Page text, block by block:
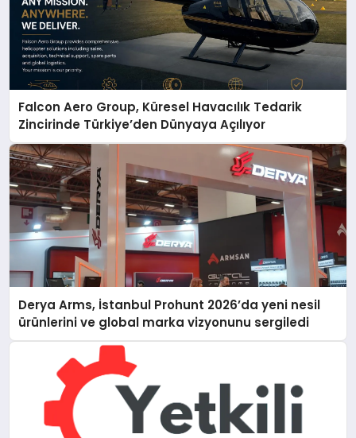
Falcon Aero Group, Küresel Havacılık Tedarik
Zincirinde Türkiye’den Dünyaya Açılıyor
Derya Arms, İstanbul Prohunt 2026’da yeni nesil
ürünlerini ve global marka vizyonunu sergiledi